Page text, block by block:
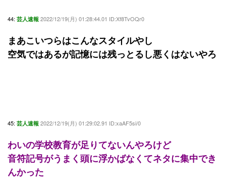
44: 芸人速報 2022/12/19(月) 01:28:44.01 ID:Xf8TvOQr0
まあこいつらはこんなスタイルやし
空気ではあるが記憶には残っとるし悪くはないやろ
45: 芸人速報 2022/12/19(月) 01:29:02.91 ID:xaAF5si/0
わいの学校教育が足りてないんやろけど
音符記号がうまく頭に浮かばなくてネタに集中でき
んかった